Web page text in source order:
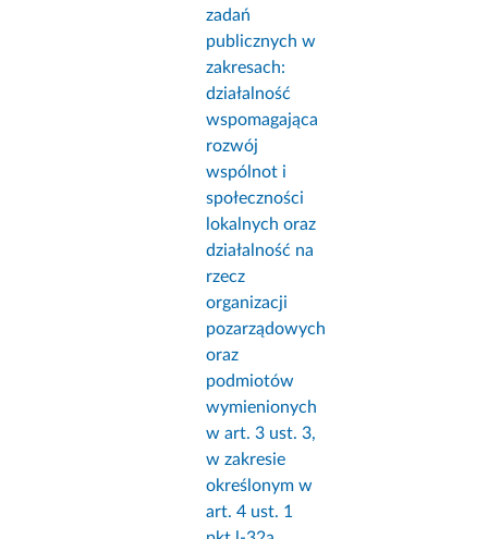
zadań
publicznych w
zakresach:
działalność
wspomagająca
rozwój
wspólnot i
społeczności
lokalnych oraz
działalność na
rzecz
organizacji
pozarządowych
oraz
podmiotów
wymienionych
w art. 3 ust. 3,
w zakresie
określonym w
art. 4 ust. 1